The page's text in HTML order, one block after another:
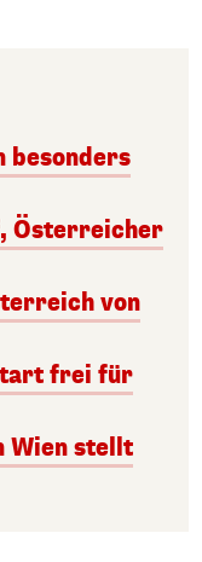
besonders
Österreicher
von
frei für
Wien stellt